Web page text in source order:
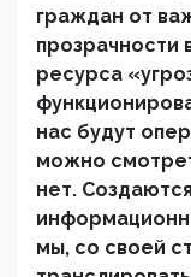
граждан от
прозрачности
ресурса
нас будут
можно
нет.
мы, со своей